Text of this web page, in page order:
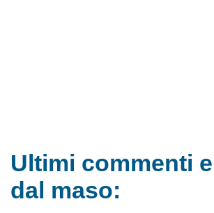
Ultimi commenti
dal maso: